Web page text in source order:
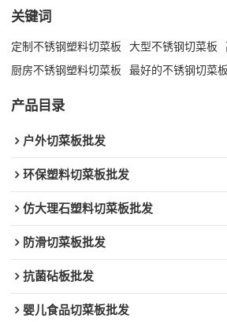
关键词
定制不锈钢塑料切菜板 大型不锈钢切菜板
厨房不锈钢塑料切菜板 最好的不锈钢切菜板
产品目录
户外切菜板批发
环保塑料切菜板批发
仿大理石塑料切菜板批发
防滑切菜板批发
抗菌砧板批发
婴儿食品切菜板批发